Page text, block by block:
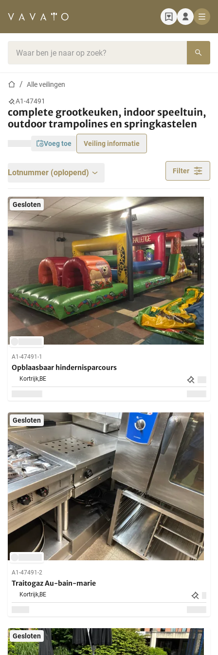
StartpaginaAlle veilingen
A1-47491
complete grootkeuken, indoor speeltuin,
outdoor trampolines en springkastelen
voeg toe Veiling informatie
Lotnummer (oplopend) Filter
Gesloten
A1-47491-1
Opblaasbaar hindernisparcours
Kortrijk,BE
Gesloten
A1-47491-2
Traitogaz Au-bain-marie
Kortrijk,BE
Gesloten